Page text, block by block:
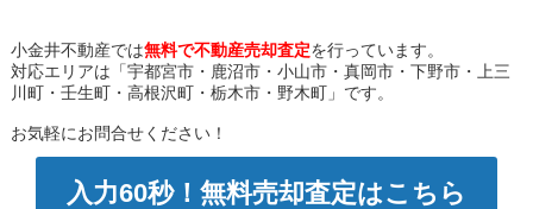
小金井不動産では無料で不動産売却査定を行っています。
対応エリアは「宇都宮市・鹿沼市・小山市・真岡市・下野市・上三
川町・壬生町・高根沢町・栃木市・野木町」です。
お気軽にお問合せください！
入力60秒！無料売却査定はこちら